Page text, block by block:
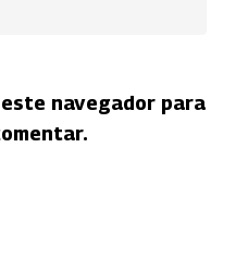
navegador para